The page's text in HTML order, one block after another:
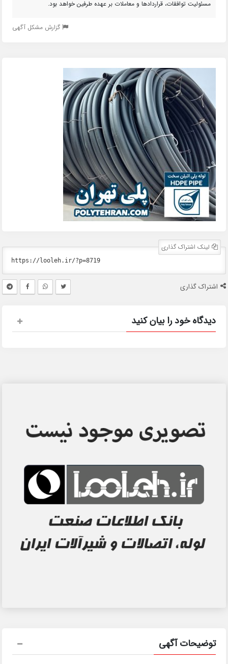
مسئولیت توافقات، قراردادها و معاملات بر عهده طرفین خواهد بود.
گزارش مشکل آگهی
لینک اشتراک گذاری
اشتراک گذاری
دیدگاه خود را بیان کنید
توضیحات آگهی